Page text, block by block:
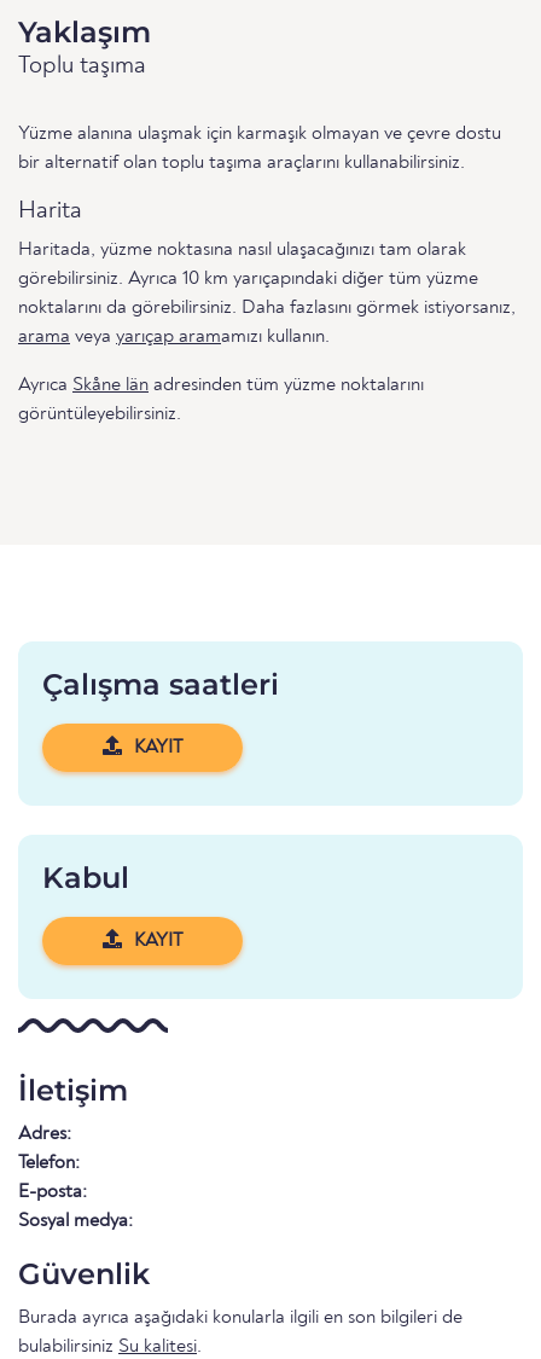
Yaklaşım
Toplu taşıma
Yüzme alanına ulaşmak için karmaşık olmayan ve çevre dostu
bir alternatif olan toplu taşıma araçlarını kullanabilirsiniz.
Harita
Haritada, yüzme noktasına nasıl ulaşacağınızı tam olarak
görebilirsiniz. Ayrıca 10 km yarıçapındaki diğer tüm yüzme
noktalarını da görebilirsiniz. Daha fazlasını görmek istiyorsanız,
arama veya yarıçap aramamızı kullanın.
Ayrıca Skåne län adresinden tüm yüzme noktalarını
görüntüleyebilirsiniz.
Çalışma saatleri
KAYIT
Kabul
KAYIT
İletişim
Adres:
Telefon:
E-posta:
Sosyal medya:
Güvenlik
Burada ayrıca aşağıdaki konularla ilgili en son bilgileri de
bulabilirsiniz Su kalitesi.